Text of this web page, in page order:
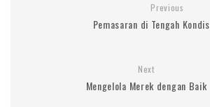
Previous
Pemasaran di Tengah
Next
Mengelola Merek dengan Baik